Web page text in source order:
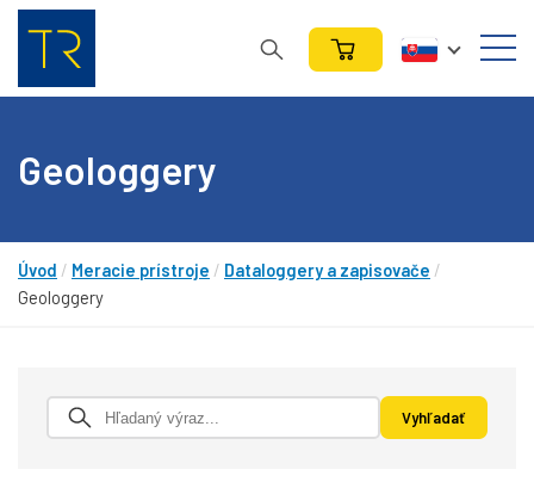
Geologgery
Úvod / Meracie prístroje / Dataloggery a zapisovače /
Geologgery